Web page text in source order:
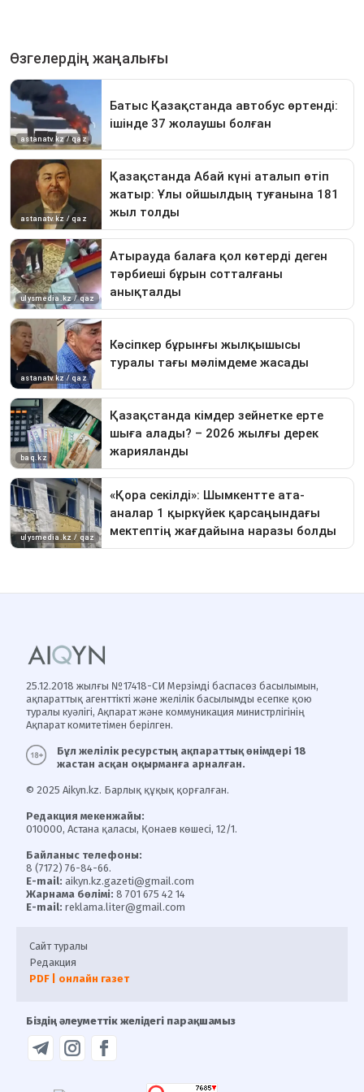
25.12.2018 жылғы №17418-СИ Мерзімді баспасөз басылымын,
ақпараттық агенттікті және желілік басылымды есепке қою
туралы куәлігі, Ақпарат және коммуникация министрлігінің
Ақпарат комитетімен берілген.
Бұл желілік ресурстың ақпараттық өнімдері 18
жастан асқан оқырманға арналған.
© 2025 Aikyn.kz. Барлық құқық қорғалған.
Редакция мекенжайы:
010000, Астана қаласы, Қонаев көшесі, 12/1.
Байланыс телефоны:
8 (7172) 76-84-66.
E-mail: aikyn.kz.gazeti@gmail.com
Жарнама бөлімі: 8 701 675 42 14
E-mail: reklama.liter@gmail.com
Сайт туралы
Редакция
PDF | онлайн газет
Біздің әлеуметтік желідегі парақшамыз